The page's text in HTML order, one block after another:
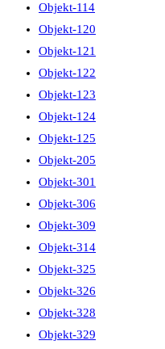
Objekt-114
Objekt-120
Objekt-121
Objekt-122
Objekt-123
Objekt-124
Objekt-125
Objekt-205
Objekt-301
Objekt-306
Objekt-309
Objekt-314
Objekt-325
Objekt-326
Objekt-328
Objekt-329